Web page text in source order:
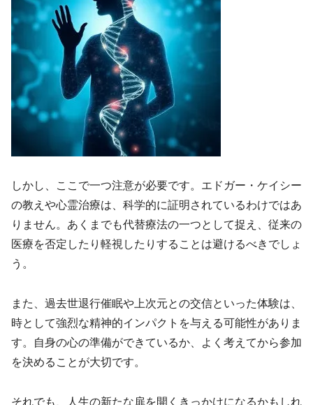
しかし、ここで一つ注意が必要です。エドガー・ケイシー
の教えや心霊治療は、科学的に証明されているわけではあ
りません。あくまでも代替療法の一つとして捉え、従来の
医療を否定したり軽視したりすることは避けるべきでしょ
う。
また、過去世退行催眠や上次元との交信といった体験は、
時として強烈な精神的インパクトを与える可能性がありま
す。自身の心の準備ができているか、よく考えてから参加
を決めることが大切です。
それでも、人生の新たな扉を開くきっかけになるかもしれ